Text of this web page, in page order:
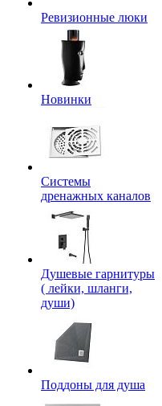
Ревизионные люки
Новинки
Системы
дренажных каналов
Душевые гарнитуры
( лейки, шланги,
души)
Поддоны для душа